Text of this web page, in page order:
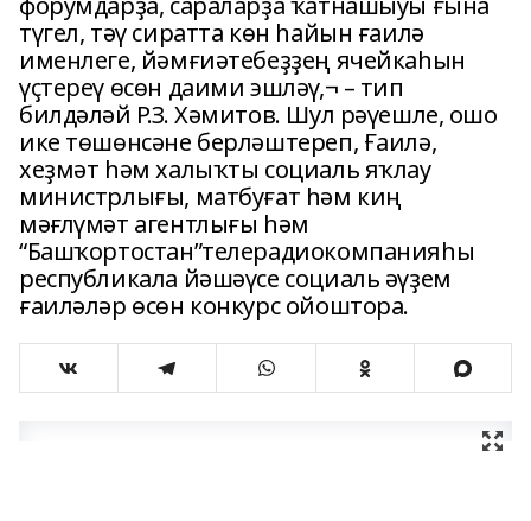
түгел, тәү сиратта көн һайын ғаилә
именлеге, йәмғиәтебеҙҙең ячейкаһын
үҫтереү өсөн даими эшләү,¬ – тип
билдәләй Р.З. Хәмитов. Шул рәүешле, ошо
ике төшөнсәне берләштереп, Ғаилә,
хеҙмәт һәм халыҡты социаль яҡлау
министрлығы, матбуғат һәм киң
мәғлүмәт агентлығы һәм
“Башҡортостан”телерадиокомпанияһы
республикала йәшәүсе социаль әүҙем
ғаиләләр өсөн конкурс ойоштора.